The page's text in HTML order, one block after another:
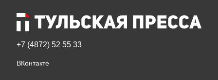
+7 (4872) 52 55 33
ВКонтакте